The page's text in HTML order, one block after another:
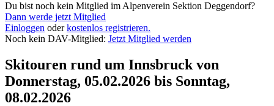
Du bist noch kein Mitglied im Alpenverein Sektion Deggendorf?
Dann werde jetzt Mitglied
Einloggen oderkostenlos registrieren.
Noch kein DAV-Mitglied: Jetzt Mitglied werden
Skitouren rund um Innsbruck von
Donnerstag, 05.02.2026 bis Sonntag,
08.02.2026